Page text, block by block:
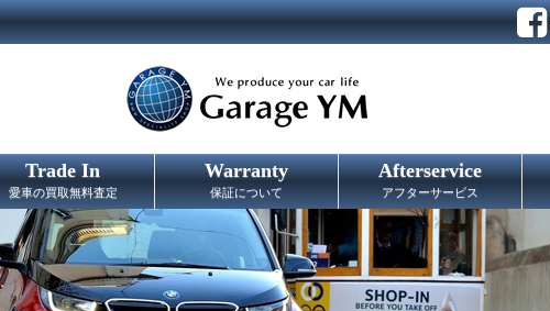
Trade In
愛車の買取無料査定
Warranty
保証について
Afterservice
アフターサービス